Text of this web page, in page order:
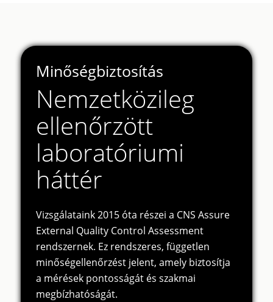
Minőségbiztosítás
Nemzetközileg
ellenőrzött
laboratóriumi
háttér
Vizsgálataink 2015 óta részei a CNS Assure
External Quality Control Assessment
rendszernek. Ez rendszeres, független
minőségellenőrzést jelent, amely biztosítja
a mérések pontosságát és szakmai
megbízhatóságát.